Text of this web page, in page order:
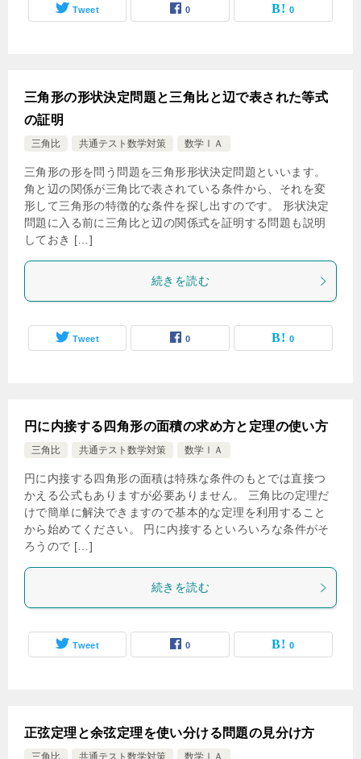
Tweet 0 0
三角形の形状決定問題と三角比と辺で表された等式
の証明
三角比 共通テスト数学対策 数学ⅠＡ
三角形の形を問う問題を三角形形状決定問題といいます。
角と辺の関係が三角比で表されている条件から、それを変
形して三角形の特徴的な条件を探し出すのです。 形状決定
問題に入る前に三角比と辺の関係式を証明する問題も説明
しておき […]
続きを読む
Tweet 0 0
円に内接する四角形の面積の求め方と定理の使い方
三角比 共通テスト数学対策 数学ⅠＡ
円に内接する四角形の面積は特殊な条件のもとでは直接つ
かえる公式もありますが必要ありません。 三角比の定理だ
けで簡単に解決できますので基本的な定理を利用すること
から始めてください。 円に内接するといろいろな条件がそ
ろうので […]
続きを読む
Tweet 0 0
正弦定理と余弦定理を使い分ける問題の見分け方
三角比 共通テスト数学対策 数学ⅠＡ